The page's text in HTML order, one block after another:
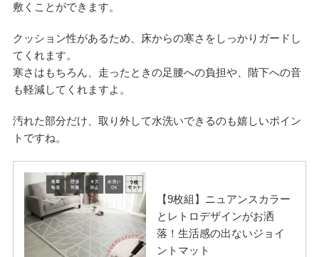
敷くことができます。
クッション性があるため、床からの寒さをしっかりガードし
てくれます。
寒さはもちろん、走ったときの足腰への負担や、階下への音
も軽減してくれますよ。
汚れた部分だけ、取り外して水洗いできるのも嬉しいポイン
トですね。
【9枚組】ニュアンスカラー
とレトロデザインがお洒
落！生活感の出ないジョイ
ントマット